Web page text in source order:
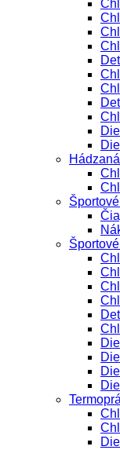
Hádzaná